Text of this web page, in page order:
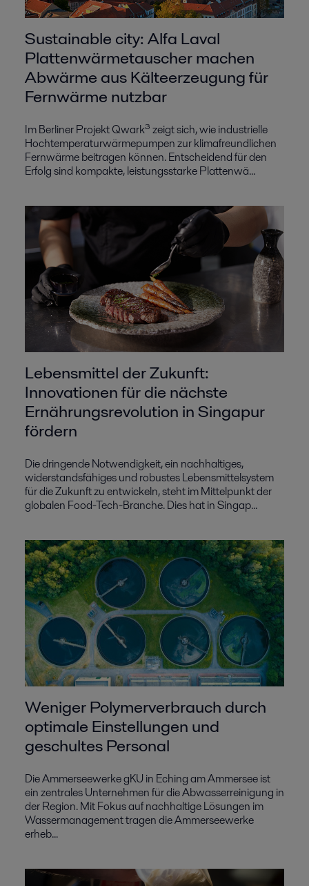
Sustainable city: Alfa Laval
Plattenwärmetauscher machen
Abwärme aus Kälteerzeugung für
Fernwärme nutzbar
Im Berliner Projekt Qwark³ zeigt sich, wie industrielle
Hochtemperaturwärmepumpen zur klimafreundlichen
Fernwärme beitragen können. Entscheidend für den
Erfolg sind kompakte, leistungsstarke Plattenwä...
Lebensmittel der Zukunft:
Innovationen für die nächste
Ernährungsrevolution in Singapur
fördern
Die dringende Notwendigkeit, ein nachhaltiges,
widerstandsfähiges und robustes Lebensmittelsystem
für die Zukunft zu entwickeln, steht im Mittelpunkt der
globalen Food-Tech-Branche. Dies hat in Singap...
Weniger Polymerverbrauch durch
optimale Einstellungen und
geschultes Personal
Die Ammerseewerke gKU in Eching am Ammersee ist
ein zentrales Unternehmen für die Abwasserreinigung in
der Region. Mit Fokus auf nachhaltige Lösungen im
Wassermanagement tragen die Ammerseewerke
erheb...